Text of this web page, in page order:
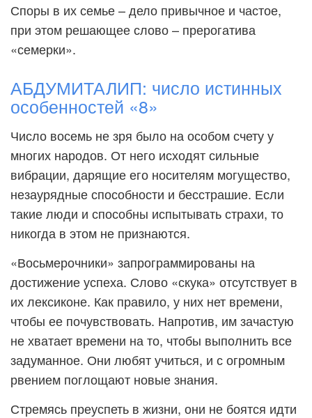
Споры в их семье – дело привычное и частое,
при этом решающее слово – прерогатива
«семерки».
АБДУМИТАЛИП: число истинных
особенностей «8»
Число восемь не зря было на особом счету у
многих народов. От него исходят сильные
вибрации, дарящие его носителям могущество,
незаурядные способности и бесстрашие. Если
такие люди и способны испытывать страхи, то
никогда в этом не признаются.
«Восьмерочники» запрограммированы на
достижение успеха. Слово «скука» отсутствует в
их лексиконе. Как правило, у них нет времени,
чтобы ее почувствовать. Напротив, им зачастую
не хватает времени на то, чтобы выполнить все
задуманное. Они любят учиться, и с огромным
рвением поглощают новые знания.
Стремясь преуспеть в жизни, они не боятся идти